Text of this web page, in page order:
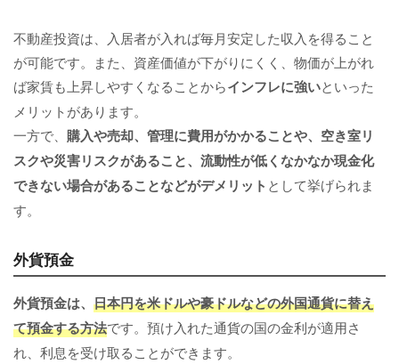
不動産投資は、入居者が入れば毎月安定した収入を得ること
が可能です。また、資産価値が下がりにくく、物価が上がれ
ば家賃も上昇しやすくなることからインフレに強いといった
メリットがあります。
一方で、 購入や売却、管理に費用がかかることや、空き室リ
スクや災害リスクがあること、流動性が低くなかなか現金化
できない場合があることなどがデメリット として挙げられま
す。
外貨預金
外貨預金は、 日本円を米ドルや豪ドルなどの外国通貨に替え
て預金する方法です。預け入れた通貨の国の金利が適用さ
れ、利息を受け取ることができます。